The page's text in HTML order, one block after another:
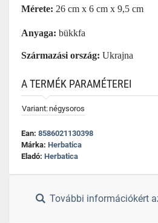
Mérete: 26 cm x 6 cm x 9,5 cm
Anyaga: bükkfa
Származási ország: Ukrajna
A TERMÉK PARAMÉTEREI
Variant:négysoros
Ean: 8586021130398
Márka: Herbatica
Eladó: Herbatica
További információkért